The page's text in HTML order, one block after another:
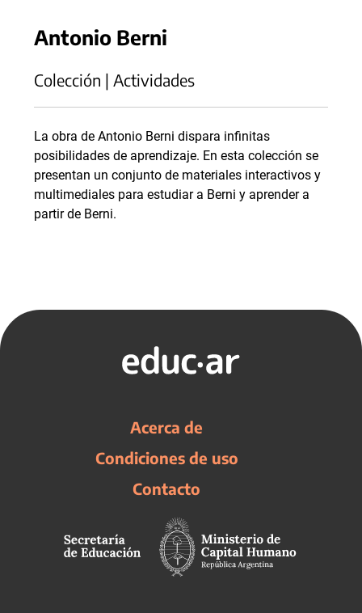
Antonio Berni
Colección | Actividades
La obra de Antonio Berni dispara infinitas
posibilidades de aprendizaje. En esta colección se
presentan un conjunto de materiales interactivos y
multimediales para estudiar a Berni y aprender a
partir de Berni.
Acerca de
Condiciones de uso
Contacto